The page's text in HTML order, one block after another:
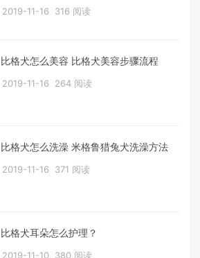
2019-11-16 316 阅读
比格犬怎么美容 比格犬美容步骤流程
2019-11-16 264 阅读
比格犬怎么洗澡 米格鲁猎兔犬洗澡方法
2019-11-16 371 阅读
比格犬耳朵怎么护理？
2019-11-10 380 阅读